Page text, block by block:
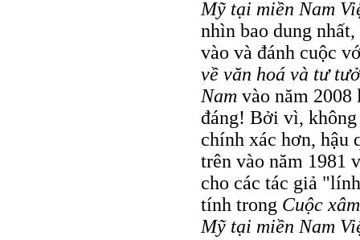
Mỹ tại miền Nam
nhìn bao dung
vào và đánh cuộc
về văn hoá và tư
Nam vào năm 2008
đáng! Bởi vì,
chính xác hơn, hậu
trên vào năm 1981
cho các tác giả
tính trong Cuộc
Mỹ tại miền Nam